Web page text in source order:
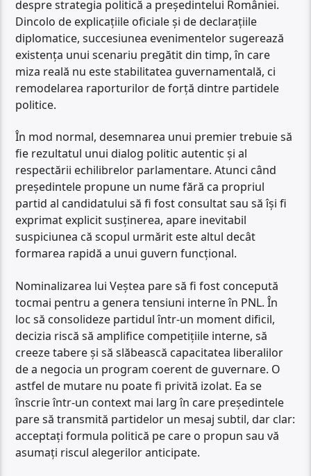
despre strategia politică a președintelui României.
Dincolo de explicațiile oficiale și de declarațiile
diplomatice, succesiunea evenimentelor sugerează
existența unui scenariu pregătit din timp, în care
miza reală nu este stabilitatea guvernamentală, ci
remodelarea raporturilor de forță dintre partidele
politice.
În mod normal, desemnarea unui premier trebuie să
fie rezultatul unui dialog politic autentic și al
respectării echilibrelor parlamentare. Atunci când
președintele propune un nume fără ca propriul
partid al candidatului să fi fost consultat sau să își fi
exprimat explicit susținerea, apare inevitabil
suspiciunea că scopul urmărit este altul decât
formarea rapidă a unui guvern funcțional.
Nominalizarea lui Veștea pare să fi fost concepută
tocmai pentru a genera tensiuni interne în PNL. În
loc să consolideze partidul într-un moment dificil,
decizia riscă să amplifice competițiile interne, să
creeze tabere și să slăbească capacitatea liberalilor
de a negocia un program coerent de guvernare. O
astfel de mutare nu poate fi privită izolat. Ea se
înscrie într-un context mai larg în care președintele
pare să transmită partidelor un mesaj subtil, dar clar:
acceptați formula politică pe care o propun sau vă
asumați riscul alegerilor anticipate.